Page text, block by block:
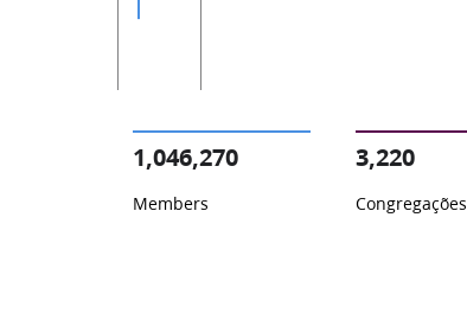
1,046,270
Members
3,220
Congregações